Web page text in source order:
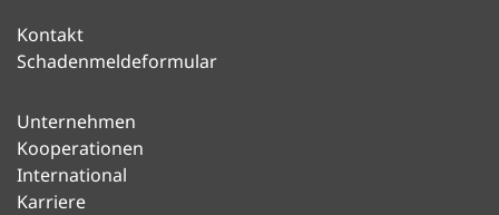
Kontakt
Schadenmeldeformular
Unternehmen
Kooperationen
International
Karriere